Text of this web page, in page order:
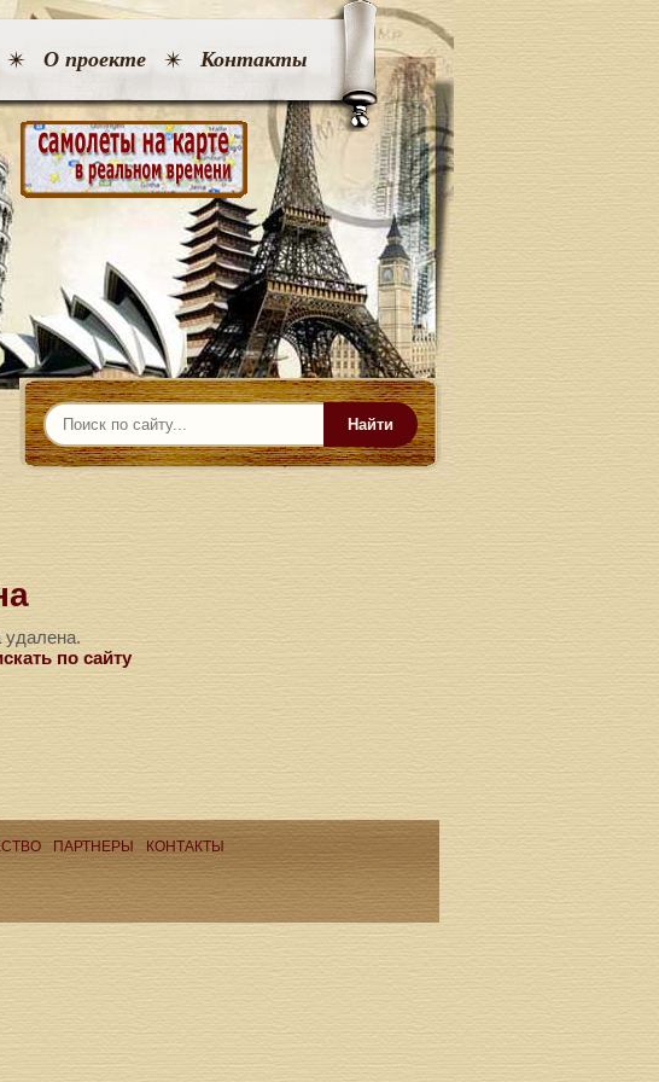
О проекте Контакты
Найти
удалена.
по сайту
ПАРТНЕРЫ КОНТАКТЫ